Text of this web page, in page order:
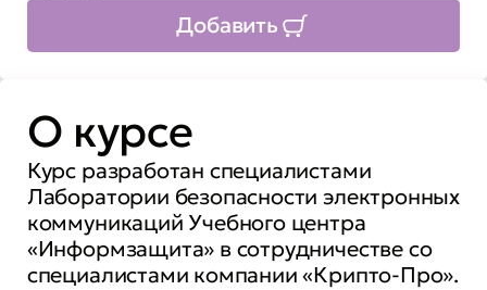
Добавить
О курсе
Курс разработан специалистами
Лаборатории безопасности электронных
коммуникаций Учебного центра
«Информзащита» в сотрудничестве со
специалистами компании «Крипто-Про».